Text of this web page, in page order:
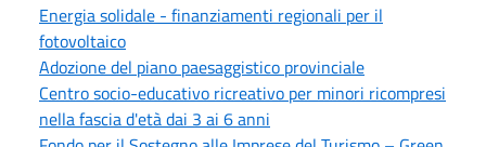
Energia solidale - finanziamenti regionali per il
fotovoltaico
Adozione del piano paesaggistico provinciale
Centro socio-educativo ricreativo per minori ricompresi
nella fascia d'età dai 3 ai 6 anni